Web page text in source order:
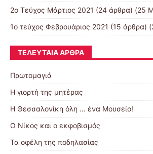
2o Tεύχος Μάρτιος 2021 (24 άρθρα) (25
1ο τεύχος Φεβρουάριος 2021 (15 άρθρα)
ΤΕΛΕΥΤΑΊΑ ΆΡΘΡΑ
Πρωτομαγιά
Η γιορτή της μητέρας
Η Θεσσαλονίκη όλη … ένα Μουσείο!
Ο Νίκος και ο εκφοβισμός
Τα οφέλη της ποδηλασίας